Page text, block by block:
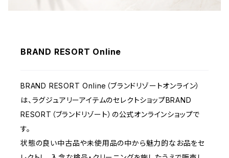
BRAND RESORT Online
BRAND RESORT Online（ブランドリゾートオンライン）
は、ラグジュアリーアイテムのセレクトショップBRAND
RESORT（ブランドリゾート）の公式オンラインショップで
す。
状態の良い中古品や未使用品の中から魅力的なお品をセ